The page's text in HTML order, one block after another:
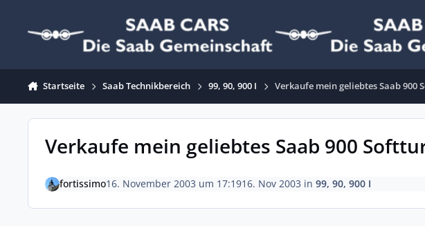
Startseite Saab Technikbereich 99, 90, 900 I Verkaufe mein geliebtes Saab 900
Verkaufe mein geliebtes Saab 900
fortissimo16. November 2003 um 17:1916. Nov 2003 in 99, 90, 900 I